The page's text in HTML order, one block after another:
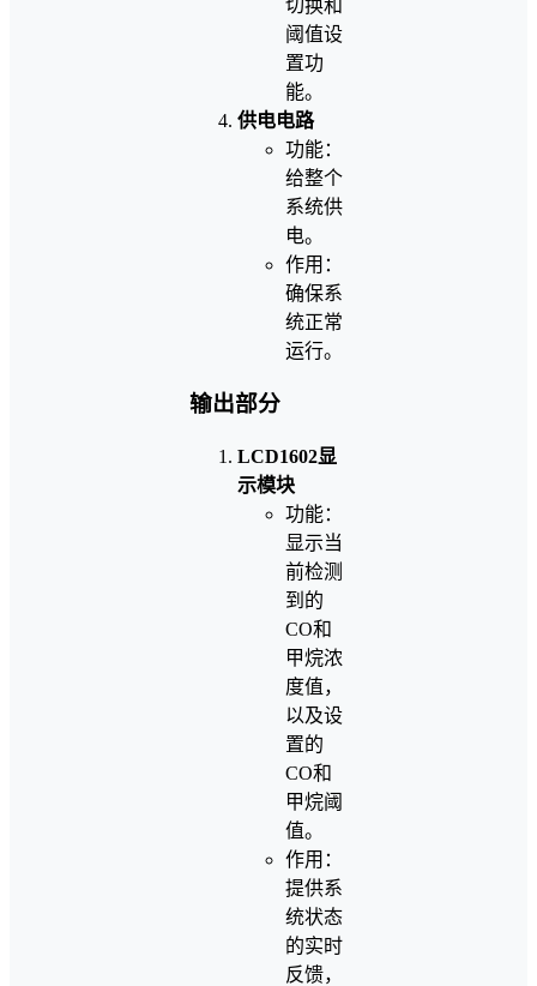
切换和
阈值设
置功
能。
供电电路
功能：
给整个
系统供
电。
作用：
确保系
统正常
运行。
输出部分
LCD1602显
示模块
功能：
显示当
前检测
到的
CO和
甲烷浓
度值，
以及设
置的
CO和
甲烷阈
值。
作用：
提供系
统状态
的实时
反馈，